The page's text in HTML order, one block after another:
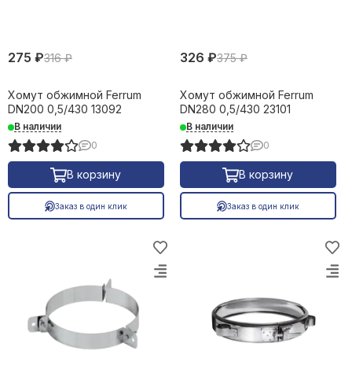
275 ₽316 ₽
Хомут обжимной Ferrum
DN200 0,5/430 13092
В наличии
0
В корзину
Заказ в один клик
326 ₽375 ₽
Хомут обжимной Ferrum
DN280 0,5/430 23101
В наличии
0
В корзину
Заказ в один клик